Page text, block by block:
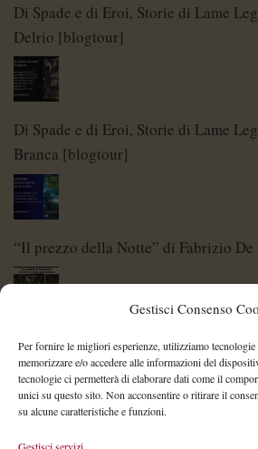
Gestisci Consenso
Per fornire le migliori esperienze, utilizziamo
memorizzare e/o accedere alle informazioni del
tecnologie ci permetterà di elaborare dati come il
unici su questo sito. Non acconsentire o ritirare il
su alcune caratteristiche e funzioni.
Di Spade e di Eroi, Storie di Lame
Delrio [blogtour]
Di Spade e di Eroi, Storie di Lame
Branca [blogtour]
“Il prezzo della Notte” di Fabrizio
Di Spade e di Eroi – Storie di Lame